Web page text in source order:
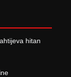
hitan